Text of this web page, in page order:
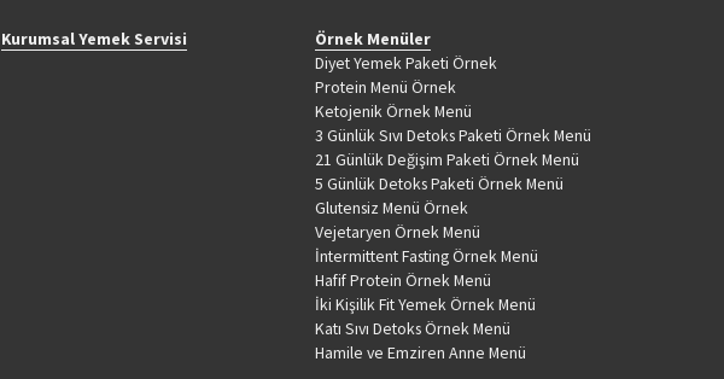
Kurumsal Yemek Servisi
Örnek Menüler
Diyet Yemek Paketi Örnek
Protein Menü Örnek
Ketojenik Örnek Menü
3 Günlük Sıvı Detoks Paketi Örnek Menü
21 Günlük Değişim Paketi Örnek Menü
5 Günlük Detoks Paketi Örnek Menü
Glutensiz Menü Örnek
Vejetaryen Örnek Menü
İntermittent Fasting Örnek Menü
Hafif Protein Örnek Menü
İki Kişilik Fit Yemek Örnek Menü
Katı Sıvı Detoks Örnek Menü
Hamile ve Emziren Anne Menü